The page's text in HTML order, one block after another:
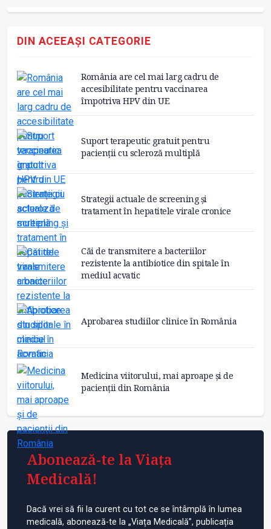
DIN ACEEAȘI CATEGORIE
România are cel mai larg cadru de
accesibilitate pentru vaccinarea
împotriva HPV din UE
Suport terapeutic gratuit pentru
pacienții cu scleroză multiplă
Strategii actuale de screening și
tratament în hepatitele virale cronice
Căi de transmitere a bacteriilor
rezistente la antibiotice din spitale în
mediul acvatic
Aprobarea studiilor clinice în România
Medicina viitorului, mai aproape și de
pacienţii din România
Abonează-te la Viața
Medicală!
Dacă vrei să fii la curent cu tot ce se întâmplă în lumea
medicală, abonează-te la „Viața Medicală”, publicația